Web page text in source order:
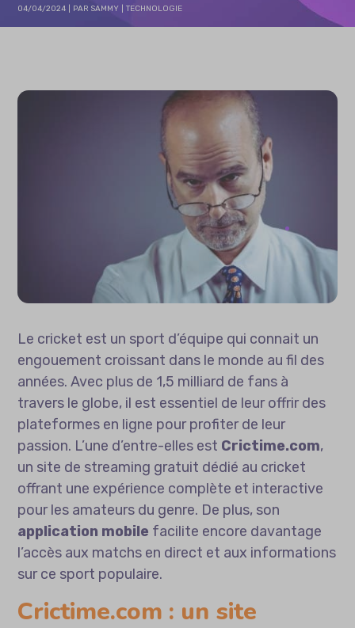
04/04/2024 PAR SAMMY TECHNOLOGIE
Le cricket est un sport d’équipe qui connait un
engouement croissant dans le monde au fil des
années. Avec plus de 1,5 milliard de fans à
travers le globe, il est essentiel de leur offrir des
plateformes en ligne pour profiter de leur
passion. L’une d’entre-elles est Crictime.com,
un site de streaming gratuit dédié au cricket
offrant une expérience complète et interactive
pour les amateurs du genre. De plus, son
application mobile facilite encore davantage
l’accès aux matchs en direct et aux informations
sur ce sport populaire.
Crictime.com : un site